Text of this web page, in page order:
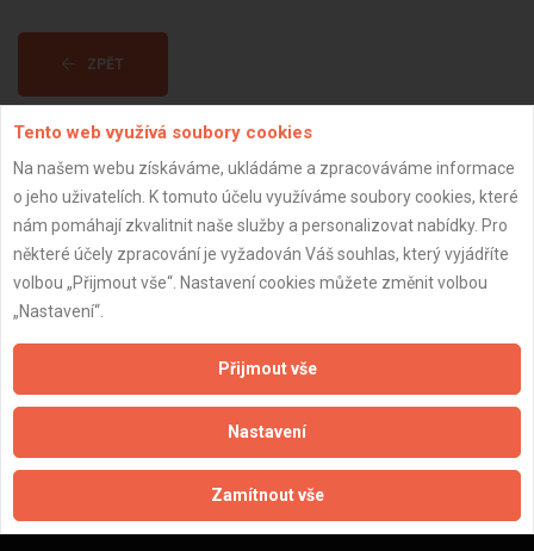
ZPĚT
Důležité informace
Zpracování a ochrana osobních údajů
Zásady pro používání souborů cookie
Obchodní podmínky (zprostředkování)
Tento web využívá soubory cookies
Na našem webu získáváme, ukládáme a zpracováváme informace
o jeho uživatelích. K tomuto účelu využíváme soubory cookies, které
nám pomáhají zkvalitnit naše služby a personalizovat nabídky. Pro
některé účely zpracování je vyžadován Váš souhlas, který vyjádříte
volbou „Přijmout vše“. Nastavení cookies můžete změnit volbou
„Nastavení“.
Přijmout vše
Nastavení
Zamítnout vše